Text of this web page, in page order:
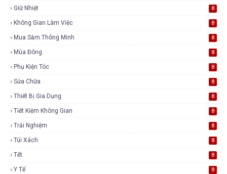
Giữ Nhiệt 8
Không Gian Làm Việc 8
Mua Sắm Thông Minh 8
Mùa Đông 8
Phụ Kiện Tóc 8
Sửa Chữa 8
Thiết Bị Gia Dụng 8
Tiết Kiệm Không Gian 8
Trải Nghiệm 8
Túi Xách 8
Tết 8
Y Tế 8